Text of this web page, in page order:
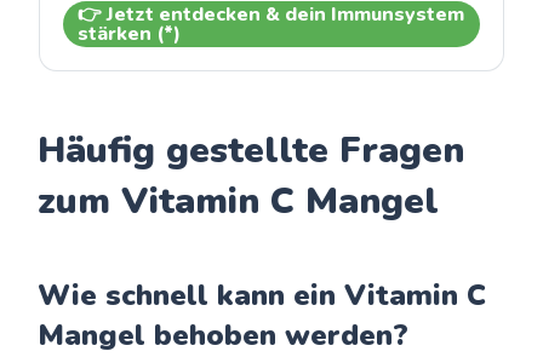
👉 Jetzt entdecken & dein Immunsystem
stärken (*)
Häufig gestellte Fragen
zum Vitamin C Mangel
Wie schnell kann ein Vitamin C
Mangel behoben werden?